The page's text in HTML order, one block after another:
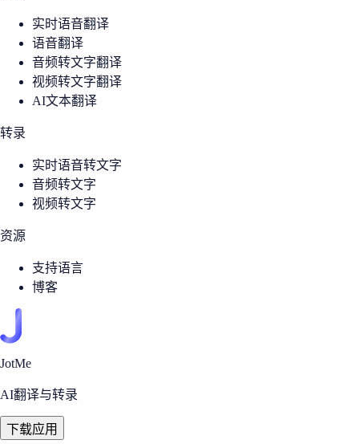
实时语音翻译
语音翻译
音频转文字翻译
视频转文字翻译
AI文本翻译
转录
实时语音转文字
音频转文字
视频转文字
资源
支持语言
博客
JotMe
AI翻译与转录
下载应用